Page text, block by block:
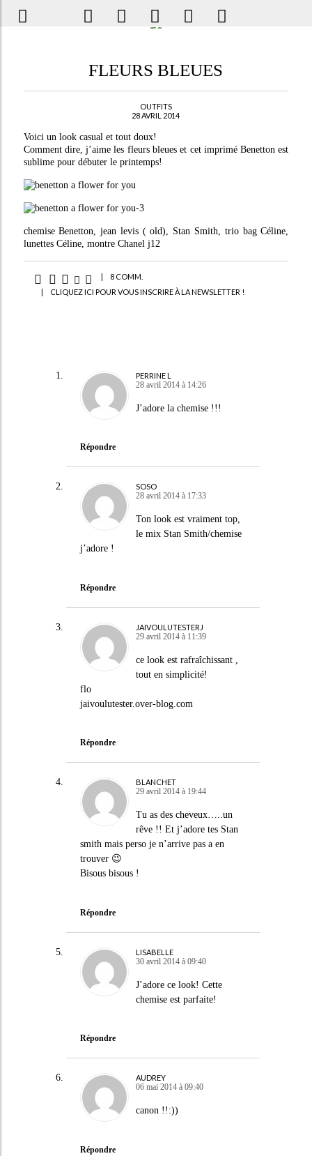
FLEURS BLEUES
OUTFITS
28 AVRIL 2014
Voici un look casual et tout doux!
Comment dire, j’aime les fleurs bleues et cet imprimé Benetton est
sublime pour débuter le printemps!
chemise Benetton, jean levis ( old), Stan Smith, trio bag Céline,
lunettes Céline, montre Chanel j12
|
8 COMM.
|
CLIQUEZ ICI POUR VOUS INSCRIRE À LA NEWSLETTER !
PERRINE L
28 avril 2014 à 14:26
J’adore la chemise !!!
Répondre
SOSO
28 avril 2014 à 17:33
Ton look est vraiment top,
le mix Stan Smith/chemise
j’adore !
Répondre
JAIVOULUTESTERJ
29 avril 2014 à 11:39
ce look est rafraîchissant ,
tout en simplicité!
flo
jaivoulutester.over-blog.com
Répondre
BLANCHET
29 avril 2014 à 19:44
Tu as des cheveux…..un
rêve !! Et j’adore tes Stan
smith mais perso je n’arrive pas a en
trouver 😉
Bisous bisous !
Répondre
LISABELLE
30 avril 2014 à 09:40
J’adore ce look! Cette
chemise est parfaite!
Répondre
AUDREY
06 mai 2014 à 09:40
canon !!:))
Répondre